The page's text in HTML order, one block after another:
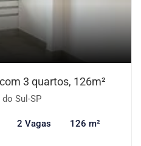
3 quartos, 126m²
Sul-SP
2 Vagas 126 m²